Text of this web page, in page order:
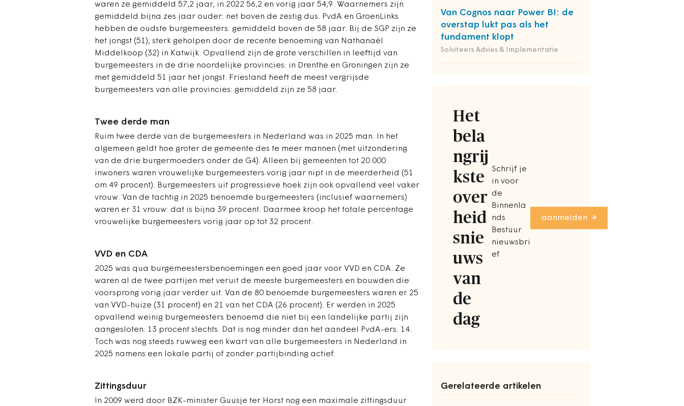
waren ze gemiddeld 57,2 jaar, in 2022 56,2 en vorig jaar 54,9. Waarnemers zijn
gemiddeld bijna zes jaar ouder: net boven de zestig dus. PvdA en GroenLinks
hebben de oudste burgemeesters: gemiddeld boven de 58 jaar. Bij de SGP zijn ze
het jongst (51), sterk geholpen door de recente benoeming van Nathanaël
Middelkoop (32) in Katwijk. Opvallend zijn de grote verschillen in leeftijd van
burgemeesters in de drie noordelijke provincies: in Drenthe en Groningen zijn ze
met gemiddeld 51 jaar het jongst. Friesland heeft de meest vergrijsde
burgemeesters van alle provincies: gemiddeld zijn ze 58 jaar.
Van Cognos naar Power BI: de
overstap lukt pas als het
fundament klopt
Solviteers Advies & Implementatie
Het
bela
ngrij
kste
over
heid
snie
uws
van
de
dag
Schrijf je
in voor
de
Binnenla
nds
Bestuur
nieuwsbri
ef
aanmelden
Gerelateerde artikelen
Twee derde man
Ruim twee derde van de burgemeesters in Nederland was in 2025 man. In het
algemeen geldt hoe groter de gemeente des te meer mannen (met uitzondering
van de drie burgermoeders onder de G4). Alleen bij gemeenten tot 20.000
inwoners waren vrouwelijke burgemeesters vorig jaar nipt in de meerderheid (51
om 49 procent). Burgemeesters uit progressieve hoek zijn ook opvallend veel vaker
vrouw. Van de tachtig in 2025 benoemde burgemeesters (inclusief waarnemers)
waren er 31 vrouw: dat is bijna 39 procent. Daarmee kroop het totale percentage
vrouwelijke burgemeesters vorig jaar op tot 32 procent.
VVD en CDA
2025 was qua burgemeestersbenoemingen een goed jaar voor VVD en CDA. Ze
waren al de twee partijen met veruit de meeste burgemeesters en bouwden die
voorsprong vorig jaar verder uit. Van de 80 benoemde burgemeesters waren er 25
van VVD-huize (31 procent) en 21 van het CDA (26 procent). Er werden in 2025
opvallend weinig burgemeesters benoemd die niet bij een landelijke partij zijn
aangesloten: 13 procent slechts. Dat is nog minder dan het aandeel PvdA-ers: 14.
Toch was nog steeds ruwweg een kwart van alle burgemeesters in Nederland in
2025 namens een lokale partij of zonder partijbinding actief.
Zittingsduur
In 2009 werd door BZK-minister Guusje ter Horst nog een maximale zittingsduur